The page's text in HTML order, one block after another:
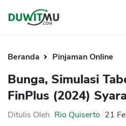
Saham
Bitcoin
Investasi
Pengeluaran
Asuransi
Rencana Keuangan
Mengelola keuangan
Kartu Kredit
KPR
Pinjaman
Beranda Pinjaman Online
Bunga, Simulasi
FinPlus (2024)
Ditulis Oleh Rio Quiserto 21